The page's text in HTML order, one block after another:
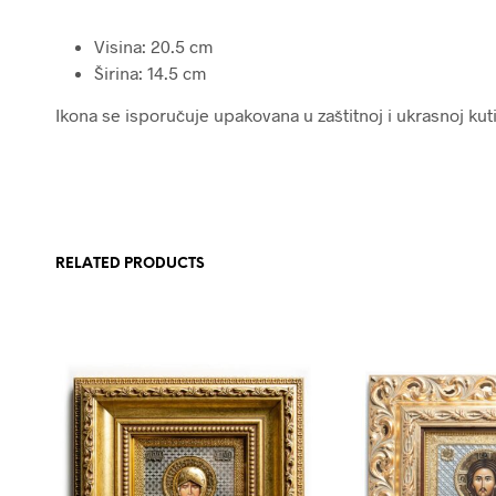
Visina: 20.5 cm
Širina: 14.5 cm
Ikona se isporučuje upakovana u zaštitnoj i ukrasnoj
RELATED PRODUCTS